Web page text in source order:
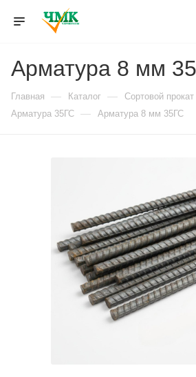
Арматура 8 мм
Главная — Каталог — Сортовой прокат
Арматура 35ГС — Арматура 8 мм 35ГС